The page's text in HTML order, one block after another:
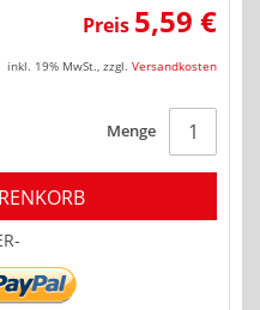
Preis 5,59 €
inkl. 19% MwSt. zzgl. Versandkosten
Menge